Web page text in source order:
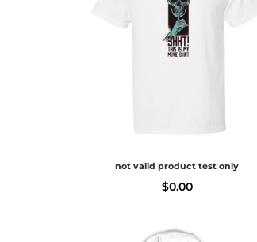
not valid product test only
$0.00